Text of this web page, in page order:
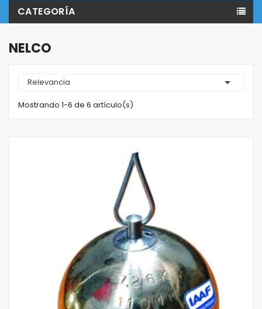
CATEGORÍA
NELCO
Relevancia 
Mostrando 1-6 de 6 artículo(s)